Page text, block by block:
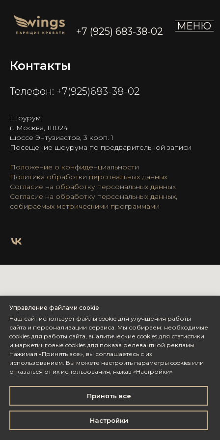
+7 (925) 683-38-02
Контакты
Телефон: +7(925)683-38-02
Шоурум
г. Москва, 111024
шоссе Энтузиастов, 3 корп. 1
Посещение шоурума по предварительной записи
Положение о конфиденциальности
Политика обработки персональных данных
Согласие на обработку персональных данных
Согласие на обработку персональных данных,
собираемых метрическими программами
Управление файлами cookie
Наш сайт использует файлы cookie для улучшения работы
сайта и персонализации сервиса. Мы собираем: необходимые
cookies для работы сайта, аналитические cookies для статистики
и маркетинговые cookies для показа релевантной рекламы.
Нажимая «Принять все», вы соглашаетесь с их
использованием. Вы можете настроить параметры cookies или
отказаться от их использования, нажав «Настройки»
Принять все
Настройки